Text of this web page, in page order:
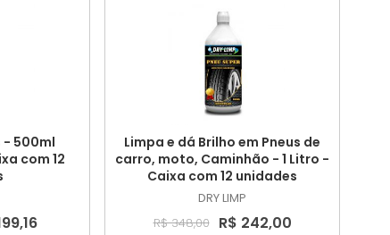
- 500ml
com 12
Limpa e dá Brilho em Pneus de
carro, moto, Caminhão - 1 Litro -
Caixa com 12 unidades
DRY LIMP
R$ 348,00
R$ 242,00